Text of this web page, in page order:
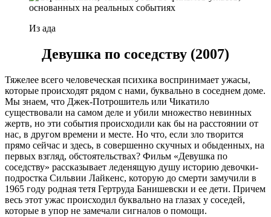
Из ада
Девушка по соседству (2007)
Тяжелее всего человеческая психика воспринимает ужасы,
которые происходят рядом с нами, буквально в соседнем доме.
Мы знаем, что Джек-Потрошитель или Чикатило
существовали на самом деле и убили множество невинных
жертв, но эти события происходили как бы на расстоянии от
нас, в другом времени и месте. Но что, если зло творится
прямо сейчас и здесь, в совершенно скучных и обыденных, на
первых взгляд, обстоятельствах? Фильм «Девушка по
соседству» рассказывает леденящую душу историю девочки-
подростка Сильвии Лайкенс, которую до смерти замучили в
1965 году родная тетя Гертруда Банишевски и ее дети. Причем
весь этот ужас происходил буквально на глазах у соседей,
которые в упор не замечали сигналов о помощи.